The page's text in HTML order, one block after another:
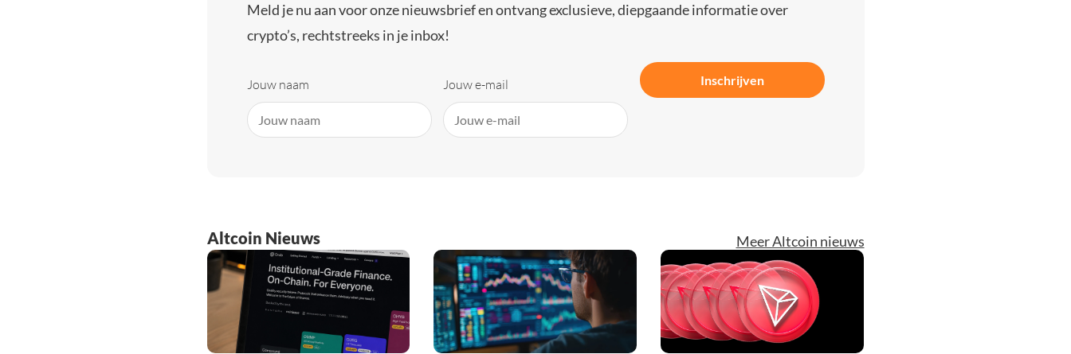
Meld je nu aan voor onze nieuwsbrief en ontvang exclusieve, diepgaande informatie over
crypto’s, rechtstreeks in je inbox!
Jouw naam Jouw e-mail Inschrijven
Altcoin Nieuws Meer Altcoin nieuws